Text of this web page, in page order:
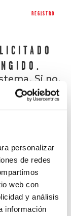
personalizar
de redes
web con
y análisis
información
REGISTRO
Si no,